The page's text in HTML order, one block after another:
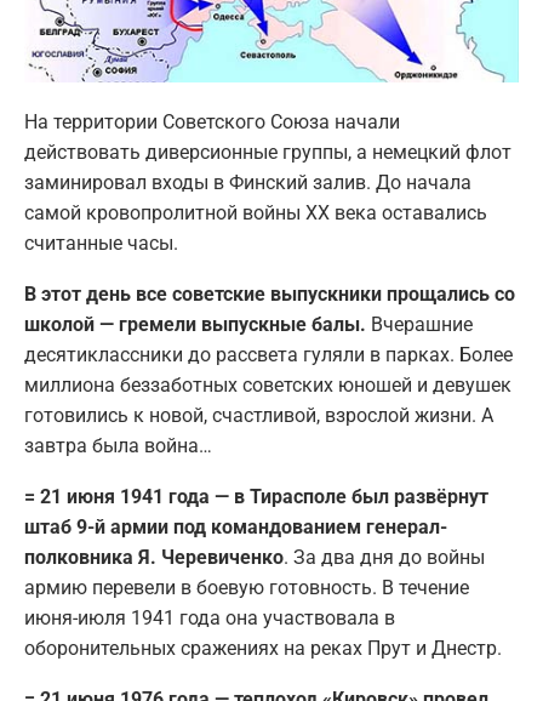
На территории Советского Союза начали
действовать диверсионные группы, а немецкий флот
заминировал входы в Финский залив. До начала
самой кровопролитной войны XX века оставались
считанные часы.
В этот день все советские выпускники прощались со
школой — гремели выпускные балы. Вчерашние
десятиклассники до рассвета гуляли в парках. Более
миллиона беззаботных советских юношей и девушек
готовились к новой, счастливой, взрослой жизни. А
завтра была война…
= 21 июня 1941 года — в Тирасполе был развёрнут
штаб 9-й армии под командованием генерал-
полковника Я. Черевиченко. За два дня до войны
армию перевели в боевую готовность. В течение
июня-июля 1941 года она участвовала в
оборонительных сражениях на реках Прут и Днестр.